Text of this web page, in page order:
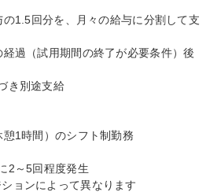
1.5回分を、月々の給与に分割して支
過（試用期間の終了が必要条件）後
き別途支給
1時間）のシフト制勤務
2～5回程度発生
ョンによって異なります